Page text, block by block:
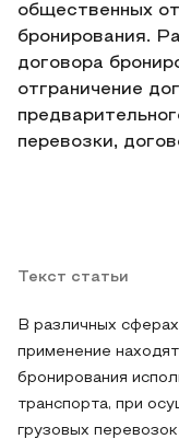
общественных
бронирования.
договора
отграничение
перевозки,
Текст статьи
В различных
применение
бронирования
транспорта, при
грузовых